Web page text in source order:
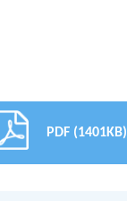
PDF (1401KB)